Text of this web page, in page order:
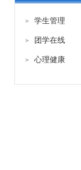
学生管理
团学在线
心理健康